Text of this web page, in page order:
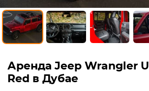
АрендаJeep Wrangler
Red в Дубае